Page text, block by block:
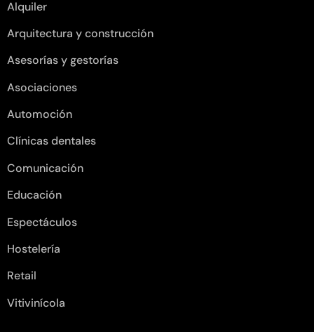
Alquiler
Arquitectura y construcción
Asesorías y gestorías
Asociaciones
Automoción
Clínicas dentales
Comunicación
Educación
Espectáculos
Hostelería
Retail
Vitivinícola